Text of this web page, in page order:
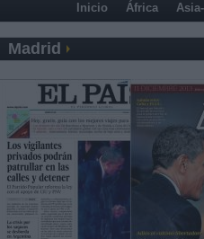
Inicio África
Madrid